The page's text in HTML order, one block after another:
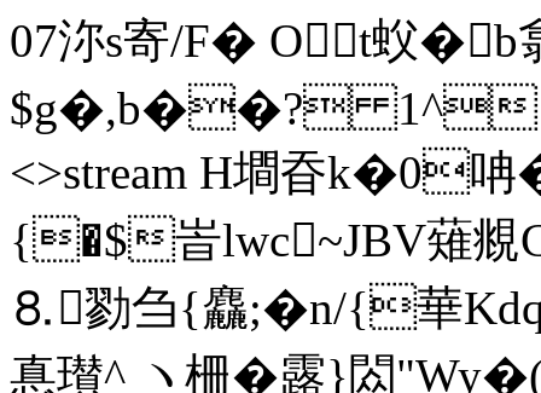
07沵s寄/F� Ot蚥� b
$g�,b��? 1^
<>stream H墹昋k�0
{�$峕lwc~JBV薙覜
⒏勠刍{麤;�n/{華
惪瓉^ ヽ柵� 露}閦